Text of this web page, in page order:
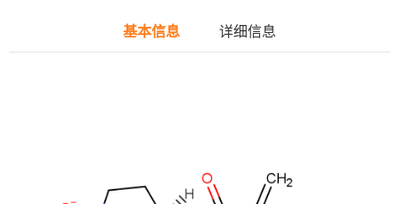
基本信息 详细信息